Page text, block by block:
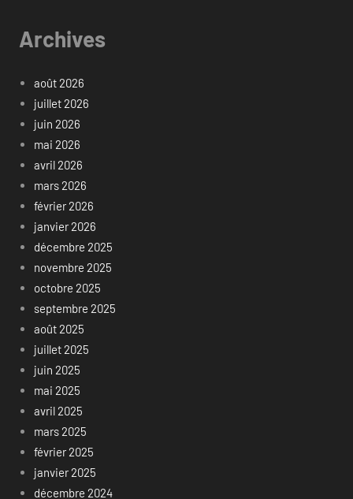
Archives
août 2026
juillet 2026
juin 2026
mai 2026
avril 2026
mars 2026
février 2026
janvier 2026
décembre 2025
novembre 2025
octobre 2025
septembre 2025
août 2025
juillet 2025
juin 2025
mai 2025
avril 2025
mars 2025
février 2025
janvier 2025
décembre 2024